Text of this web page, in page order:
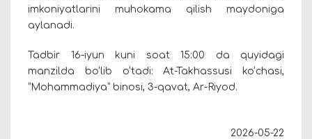
imkoniyatlarini muhokama qilish maydoniga
aylanadi.
Tadbir 16-iyun kuni soat 15:00 da quyidagi
manzilda bo‘lib o‘tadi: At-Takhassusi ko‘chasi,
“Mohammadiya” binosi, 3-qavat, Ar-Riyod.
2026-05-22